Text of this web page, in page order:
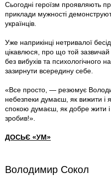
Сьогодні героїзм проявляють
приклади мужності
українців.
Уже наприкінці нетривалої
цікавлюся, про що той зазвичай
без вибухів та психологічного
зазирнути всередину себе.
«Все просто, — резюмує
небезпеки думаєш, як вижити і
спокою думаєш, як добре жити
зробив!».
ДОСЬЄ «УМ»
Володимир Сокол